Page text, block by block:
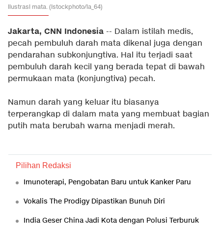
Ilustrasi mata. (Istockphoto/ia_64)
Jakarta, CNN Indonesia -- Dalam istilah medis,
pecah pembuluh darah mata dikenal juga dengan
pendarahan subkonjungtiva. Hal itu terjadi saat
pembuluh darah kecil yang berada tepat di bawah
permukaan mata (konjungtiva) pecah.
Namun darah yang keluar itu biasanya
terperangkap di dalam mata yang membuat bagian
putih mata berubah warna menjadi merah.
Pilihan Redaksi
Imunoterapi, Pengobatan Baru untuk Kanker Paru
Vokalis The Prodigy Dipastikan Bunuh Diri
India Geser China Jadi Kota dengan Polusi Terburuk